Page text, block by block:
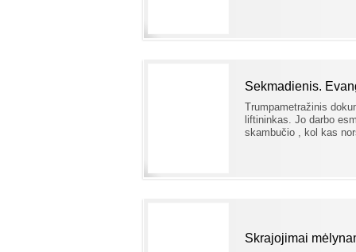
Sekmadienis.
Trumpametražinis
liftininkas. Jo darbo
skambučio , kol kas
Skrajojimai